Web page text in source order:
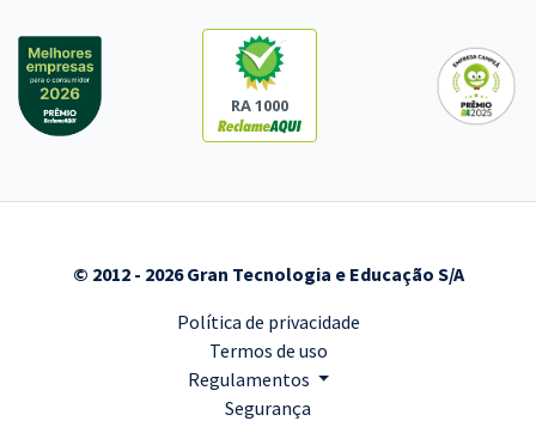
RA 1000
© 2012 - 2026 Gran Tecnologia e Educação S/A
Política de privacidade
Termos de uso
Regulamentos
Segurança